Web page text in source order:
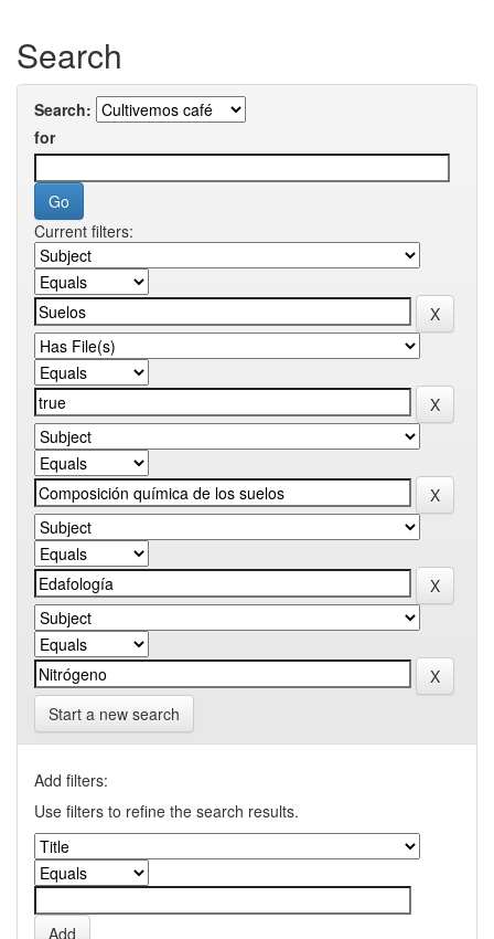
Search
Search:
for
Current filters:
Start a new search
Add filters:
Use filters to refine the search results.